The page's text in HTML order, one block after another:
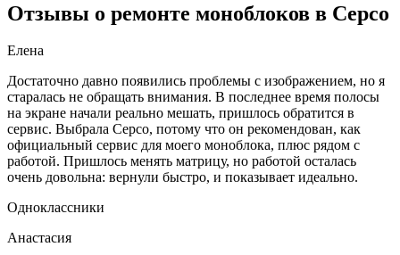
Отзывы о ремонте моноблоков в Серсо
Елена
Достаточно давно появились проблемы с изображением, но я
старалась не обращать внимания. В последнее время полосы
на экране начали реально мешать, пришлось обратится в
сервис. Выбрала Серсо, потому что он рекомендован, как
официальный сервис для моего моноблока, плюс рядом с
работой. Пришлось менять матрицу, но работой осталась
очень довольна: вернули быстро, и показывает идеально.
Одноклассники
Анастасия